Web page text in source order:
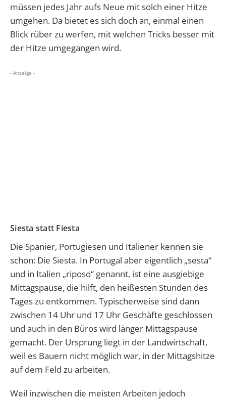
müssen jedes Jahr aufs Neue mit solch einer Hitze
umgehen. Da bietet es sich doch an, einmal einen
Blick rüber zu werfen, mit welchen Tricks besser mit
der Hitze umgegangen wird.
- Anzeige -
Siesta statt Fiesta
Die Spanier, Portugiesen und Italiener kennen sie
schon: Die Siesta. In Portugal aber eigentlich „sesta“
und in Italien „riposo“ genannt, ist eine ausgiebige
Mittagspause, die hilft, den heißesten Stunden des
Tages zu entkommen. Typischerweise sind dann
zwischen 14 Uhr und 17 Uhr Geschäfte geschlossen
und auch in den Büros wird länger Mittagspause
gemacht. Der Ursprung liegt in der Landwirtschaft,
weil es Bauern nicht möglich war, in der Mittagshitze
auf dem Feld zu arbeiten.
Weil inzwischen die meisten Arbeiten jedoch